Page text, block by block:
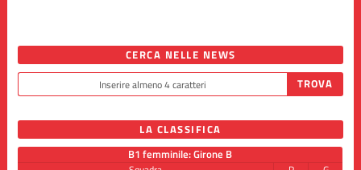
CERCA NELLE NEWS
LA CLASSIFICA
B1 femminile: Girone B